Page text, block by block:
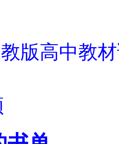
版高中教